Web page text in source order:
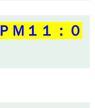
ＰＭ１１：０